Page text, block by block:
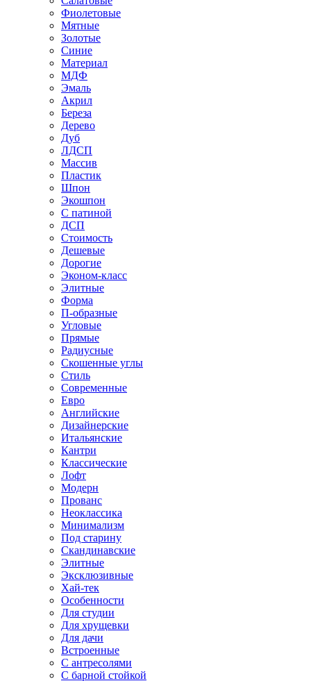
Фиолетовые
Мятные
Золотые
Синие
Материал
МДФ
Эмаль
Акрил
Береза
Дерево
Дуб
ЛДСП
Массив
Пластик
Шпон
Экошпон
С патиной
ДСП
Стоимость
Дешевые
Дорогие
Эконом-класс
Элитные
Форма
П-образные
Угловые
Прямые
Радиусные
Скошенные углы
Стиль
Современные
Евро
Английские
Дизайнерские
Итальянские
Кантри
Классические
Лофт
Модерн
Прованс
Неоклассика
Минимализм
Под старину
Скандинавские
Элитные
Эксклюзивные
Хай-тек
Особенности
Для студии
Для хрущевки
Для дачи
Встроенные
С антресолями
С барной стойкой